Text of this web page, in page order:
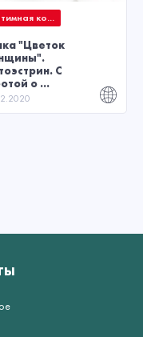
ко...
"Цветок
С
о ...